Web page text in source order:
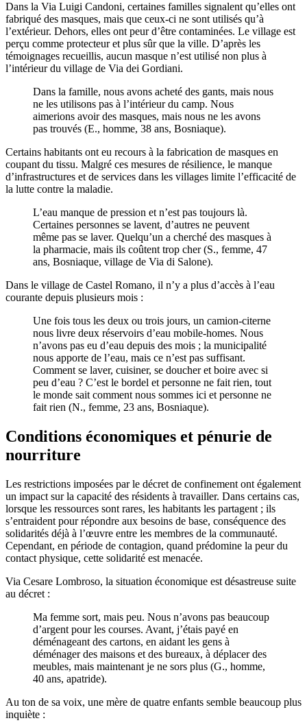
Dans la Via Luigi Candoni, certaines familles signalent qu’elles ont
fabriqué des masques, mais que ceux-ci ne sont utilisés qu’à
l’extérieur. Dehors, elles ont peur d’être contaminées. Le village est
perçu comme protecteur et plus sûr que la ville. D’après les
témoignages recueillis, aucun masque n’est utilisé non plus à
l’intérieur du village de Via dei Gordiani.
Dans la famille, nous avons acheté des gants, mais nous
ne les utilisons pas à l’intérieur du camp. Nous
aimerions avoir des masques, mais nous ne les avons
pas trouvés (E., homme, 38 ans, Bosniaque).
Certains habitants ont eu recours à la fabrication de masques en
coupant du tissu. Malgré ces mesures de résilience, le manque
d’infrastructures et de services dans les villages limite l’efficacité de
la lutte contre la maladie.
L’eau manque de pression et n’est pas toujours là.
Certaines personnes se lavent, d’autres ne peuvent
même pas se laver. Quelqu’un a cherché des masques à
la pharmacie, mais ils coûtent trop cher (S., femme, 47
ans, Bosniaque, village de Via di Salone).
Dans le village de Castel Romano, il n’y a plus d’accès à l’eau
courante depuis plusieurs mois :
Une fois tous les deux ou trois jours, un camion-citerne
nous livre deux réservoirs d’eau mobile-homes. Nous
n’avons pas eu d’eau depuis des mois ; la municipalité
nous apporte de l’eau, mais ce n’est pas suffisant.
Comment se laver, cuisiner, se doucher et boire avec si
peu d’eau ? C’est le bordel et personne ne fait rien, tout
le monde sait comment nous sommes ici et personne ne
fait rien (N., femme, 23 ans, Bosniaque).
Conditions économiques et pénurie de
nourriture
Les restrictions imposées par le décret de confinement ont également
un impact sur la capacité des résidents à travailler. Dans certains cas,
lorsque les ressources sont rares, les habitants les partagent ; ils
s’entraident pour répondre aux besoins de base, conséquence des
solidarités déjà à l’œuvre entre les membres de la communauté.
Cependant, en période de contagion, quand prédomine la peur du
contact physique, cette solidarité est menacée.
Via Cesare Lombroso, la situation économique est désastreuse suite
au décret :
Ma femme sort, mais peu. Nous n’avons pas beaucoup
d’argent pour les courses. Avant, j’étais payé en
déménageant des cartons, en aidant les gens à
déménager des maisons et des bureaux, à déplacer des
meubles, mais maintenant je ne sors plus (G., homme,
40 ans, apatride).
Au ton de sa voix, une mère de quatre enfants semble beaucoup plus
inquiète :